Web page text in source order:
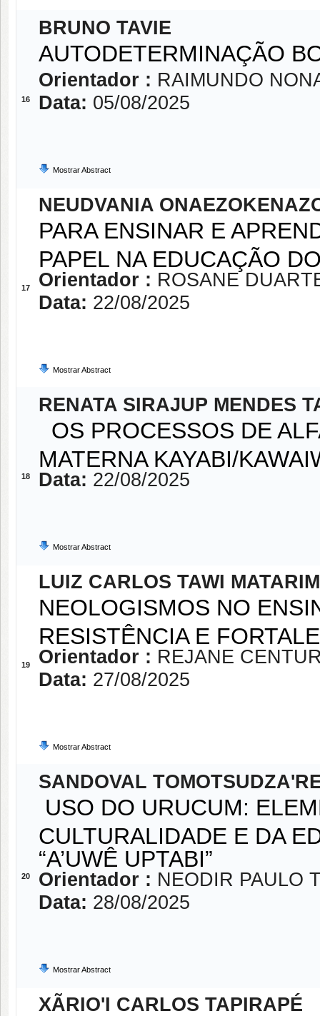
16
BRUNO TAVIE
AUTODETERMINAÇÃO
Orientador : RAIMUNDO
Data: 05/08/2025
Mostrar Abstract
17
NEUDVANIA
PARA ENSINAR E
PAPEL NA EDUCAÇÃO
Orientador : ROSANE
Data: 22/08/2025
Mostrar Abstract
18
RENATA SIRAJUP MENDES
OS PROCESSOS DE
MATERNA KAYABI/
Data: 22/08/2025
Mostrar Abstract
19
LUIZ CARLOS TAWI MATARIM
NEOLOGISMOS NO
RESISTÊNCIA E
Orientador : REJANE
Data: 27/08/2025
Mostrar Abstract
20
SANDOVAL
USO DO URUCUM:
CULTURALIDADE E DA
“A’UWÊ UPTABI”
Orientador : NEODIR PAULO
Data: 28/08/2025
Mostrar Abstract
XÃRIO'I CARLOS TAPIRAPÉ